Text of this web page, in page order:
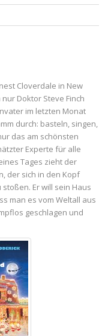
Cloverdale in New
Doktor Steve Finch
im letzten Monat
durch: basteln, singen,
das am schönsten
Experte für alle
Tages zieht der
der sich in den Kopf
Er will sein Haus
man es vom Weltall aus
geschlagen und